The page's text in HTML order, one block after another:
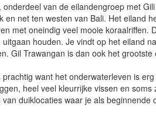
onderdeel van de eilandengroep met
net ten westen van Bali. Het eiland
met oneindig veel mooie koraalriffen.
houden. Je vindt op het eiland
Gil Trawangan is dan ook het
want het onderwaterleven is
heel veel kleurrijke vissen en soms
duiklocaties waar je als beginnende